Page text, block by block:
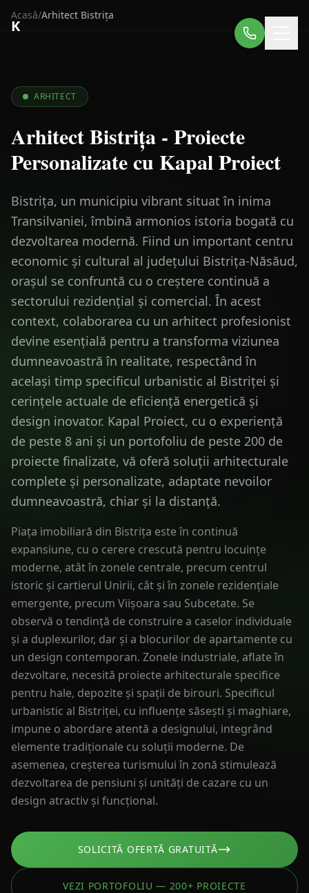
K
Acasă/Arhitect Bistrița
ARHITECT
Arhitect Bistrița - Proiecte
Personalizate cu Kapal Proiect
Bistrița, un municipiu vibrant situat în inima
Transilvaniei, îmbină armonios istoria bogată cu
dezvoltarea modernă. Fiind un important centru
economic și cultural al județului Bistrița-Năsăud,
orașul se confruntă cu o creștere continuă a
sectorului rezidențial și comercial. În acest
context, colaborarea cu un arhitect profesionist
devine esențială pentru a transforma viziunea
dumneavoastră în realitate, respectând în
același timp specificul urbanistic al Bistriței și
cerințele actuale de eficiență energetică și
design inovator. Kapal Proiect, cu o experiență
de peste 8 ani și un portofoliu de peste 200 de
proiecte finalizate, vă oferă soluții arhitecturale
complete și personalizate, adaptate nevoilor
dumneavoastră, chiar și la distanță.
Piața imobiliară din Bistrița este în continuă
expansiune, cu o cerere crescută pentru locuințe
moderne, atât în zonele centrale, precum centrul
istoric și cartierul Unirii, cât și în zonele rezidențiale
emergente, precum Viișoara sau Subcetate. Se
observă o tendință de construire a caselor individuale
și a duplexurilor, dar și a blocurilor de apartamente cu
un design contemporan. Zonele industriale, aflate în
dezvoltare, necesită proiecte arhitecturale specifice
pentru hale, depozite și spații de birouri. Specificul
urbanistic al Bistriței, cu influențe săsești și maghiare,
impune o abordare atentă a designului, integrând
elemente tradiționale cu soluții moderne. De
asemenea, creșterea turismului în zonă stimulează
dezvoltarea de pensiuni și unități de cazare cu un
design atractiv și funcțional.
SOLICITĂ OFERTĂ GRATUITĂ
VEZI PORTOFOLIU — 200+ PROIECTE